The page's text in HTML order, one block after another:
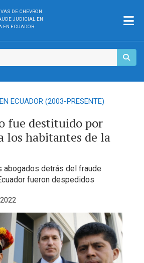
DE CHEVRON
JUDICIAL EN
EN ECUADOR
ECUADOR (2003-PRESENTE)
fue destituido por
los habitantes de la
abogados detrás del fraude
fueron despedidos